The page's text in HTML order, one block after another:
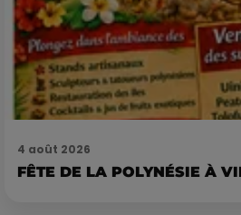
4 août 2026
FÊTE DE LA POLYNÉSIE À